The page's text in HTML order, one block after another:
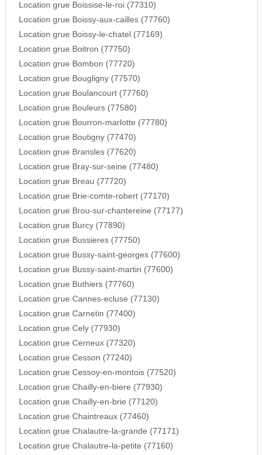
Location grue Boissise-le-roi (77310)
Location grue Boissy-aux-cailles (77760)
Location grue Boissy-le-chatel (77169)
Location grue Boitron (77750)
Location grue Bombon (77720)
Location grue Bougligny (77570)
Location grue Boulancourt (77760)
Location grue Bouleurs (77580)
Location grue Bourron-marlotte (77780)
Location grue Boutigny (77470)
Location grue Bransles (77620)
Location grue Bray-sur-seine (77480)
Location grue Breau (77720)
Location grue Brie-comte-robert (77170)
Location grue Brou-sur-chantereine (77177)
Location grue Burcy (77890)
Location grue Bussieres (77750)
Location grue Bussy-saint-georges (77600)
Location grue Bussy-saint-martin (77600)
Location grue Buthiers (77760)
Location grue Cannes-ecluse (77130)
Location grue Carnetin (77400)
Location grue Cely (77930)
Location grue Cerneux (77320)
Location grue Cesson (77240)
Location grue Cessoy-en-montois (77520)
Location grue Chailly-en-biere (77930)
Location grue Chailly-en-brie (77120)
Location grue Chaintreaux (77460)
Location grue Chalautre-la-grande (77171)
Location grue Chalautre-la-petite (77160)